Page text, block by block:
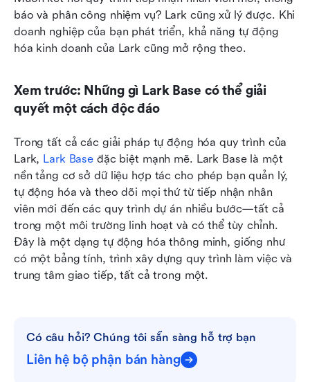
báo và phân công nhiệm vụ? Lark cũng xử lý được. Khi
doanh nghiệp của bạn phát triển, khả năng tự động
hóa kinh doanh của Lark cũng mở rộng theo.
Xem trước: Những gì Lark Base có thể giải
quyết một cách độc đáo
Trong tất cả các giải pháp tự động hóa quy trình của
Lark, Lark Base đặc biệt mạnh mẽ. Lark Base là một
nền tảng cơ sở dữ liệu hợp tác cho phép bạn quản lý,
tự động hóa và theo dõi mọi thứ từ tiếp nhận nhân
viên mới đến các quy trình dự án nhiều bước—tất cả
trong một môi trường linh hoạt và có thể tùy chỉnh.
Đây là một dạng tự động hóa thông minh, giống như
có một bảng tính, trình xây dựng quy trình làm việc và
trung tâm giao tiếp, tất cả trong một.
Có câu hỏi? Chúng tôi sẵn sàng hỗ trợ bạn
Liên hệ bộ phận bán hàng